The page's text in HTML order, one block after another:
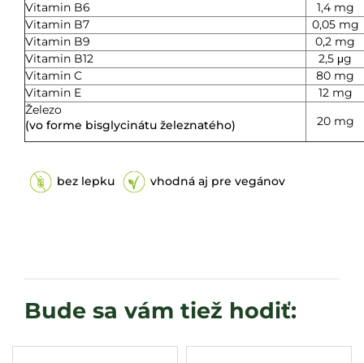
Vitamin B6
1,4 mg
Vitamin B7
0,05 mg
Vitamin B9
0,2 mg
Vitamin B12
2,5 μg
Vitamin C
80 mg
Vitamin E
12 mg
Železo
(vo forme bisglycinátu železnatého)
20 mg
bez lepku vhodná aj pre vegánov